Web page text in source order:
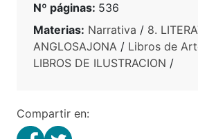
Nº páginas: 536
Materias: Narrativa / 8.
ANGLOSAJONA / Libros de
LIBROS DE ILUSTRACION /
Compartir en: